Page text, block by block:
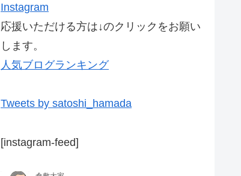
Instagram
応援いただける方は↓のクリックをお願い
します。
人気ブログランキング
Tweets by satoshi_hamada
[instagram-feed]